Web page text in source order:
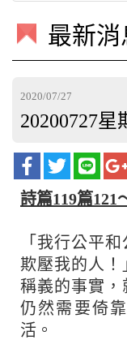
最新消
2020/07/27
20200727星
詩篇119篇121
「我行公平
欺壓我的人！
稱義的事實
仍然需要倚
活。